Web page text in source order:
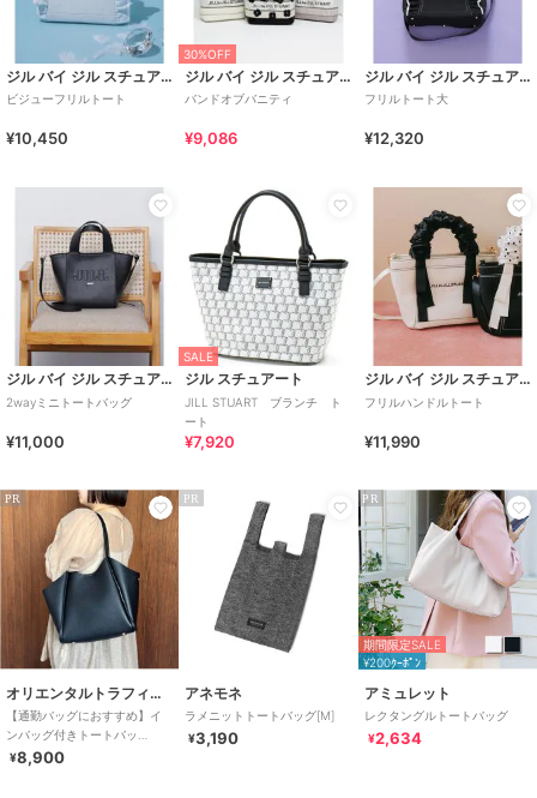
ジル バイ ジル スチュアート
ビジューフリルトート
¥10,450
30%OFF
ジル バイ ジル スチュアート
バンドオブバニティ
¥9,086
ジル バイ ジル スチュアート
フリルトート大
¥12,320
ジル バイ ジル スチュアート
2wayミニトートバッグ
¥11,000
SALE
ジル スチュアート
JILL STUART ブランチ ト
ート
¥7,920
ジル バイ ジル スチュアート
フリルハンドルトート
¥11,990
PR
オリエンタルトラフィック
【通勤バッグにおすすめ】イ
ンバッグ付きトートバッ
グ/BA-256
¥8,900
PR
アネモネ
ラメニットトートバッグ[M]
¥3,190
PR
期間限定SALE
¥200ｸｰﾎﾟﾝ
アミュレット
レクタングルトートバッグ
¥2,634